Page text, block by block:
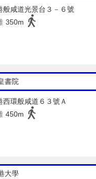
般咸道光景台３－６號
350m
書院
西環般咸道６３號Ａ
450m
大學